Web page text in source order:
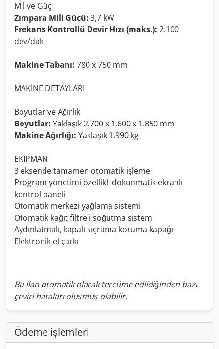
Mil ve Güç
Zımpara Mili Gücü: 3,7 kW
Frekans Kontrollü Devir Hızı (maks.): 2.100
dev/dak
Makine Tabanı: 780 x 750 mm
MAKİNE DETAYLARI
Boyutlar ve Ağırlık
Boyutlar: Yaklaşık 2.700 x 1.600 x 1.850 mm
Makine Ağırlığı: Yaklaşık 1.990 kg
EKİPMAN
3 eksende tamamen otomatik işleme
Program yönetimi özellikli dokunmatik ekranlı
kontrol paneli
Otomatik merkezi yağlama sistemi
Otomatik kağıt filtreli soğutma sistemi
Aydınlatmalı, kapalı sıçrama koruma kapağı
Elektronik el çarkı
Bu ilan otomatik olarak tercüme edildiğinden bazı
çeviri hataları oluşmuş olabilir.
Ödeme işlemleri